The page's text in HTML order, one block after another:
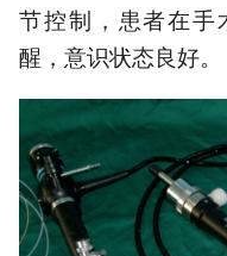
节控制，患者在手
醒，意识状态良好。